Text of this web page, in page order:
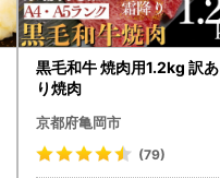
黒毛和牛 焼肉用1.2kg 訳あ
り焼肉
京都府亀岡市
(79)